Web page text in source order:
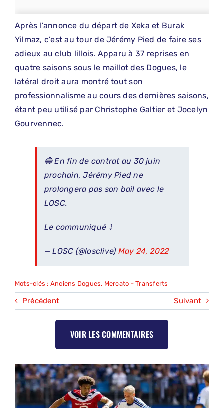
Après l’annonce du départ de Xeka et Burak
Yilmaz, c’est au tour de Jérémy Pied de faire ses
adieux au club lillois. Apparu à 37 reprises en
quatre saisons sous le maillot des Dogues, le
latéral droit aura montré tout son
professionnalisme au cours des dernières saisons,
étant peu utilisé par Christophe Galtier et Jocelyn
Gourvennec.
🔴 En fin de contrat au 30 juin
prochain, Jérémy Pied ne
prolongera pas son bail avec le
LOSC.
Le communiqué ⤵
— LOSC (@losclive) May 24, 2022
Mots-clés : Anciens Dogues, Mercato - Transferts
Précédent Suivant
VOIR LES COMMENTAIRES